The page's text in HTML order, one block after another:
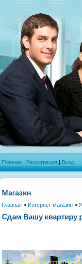
Главная | Регистрация | Вход
Магазин
Главная » Интернет-магазин »
Сдам Вашу квартиру